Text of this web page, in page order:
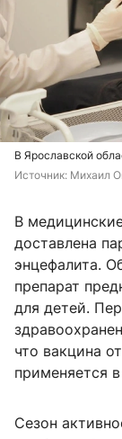
В Ярославской
Источник: Михаил
В
доставлена
энцефалита.
препарат
для детей.
что вакцина
применяется
Сезон